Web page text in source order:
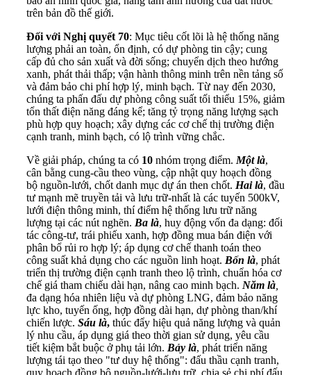
trên bản đồ thế giới.
Đối vớiNghị quyết 70: Mục tiêu cốt lõi là hệ thống năng
lượng phải an toàn, ổn định, có dự phòng tin cậy; cung
cấp đủ cho sản xuất và đời sống; chuyển dịch theo hướng
xanh, phát thải thấp; vận hành thông minh trên nền tảng số
và đảm bảo chi phí hợp lý, minh bạch. Từ nay đến 2030,
chúng ta phấn đấu dự phòng công suất tối thiểu 15%, giảm
tổn thất điện năng đáng kể; tăng tỷ trọng năng lượng sạch
phù hợp quy hoạch; xây dựng các cơ chế thị trường điện
cạnh tranh, minh bạch, có lộ trình vững chắc.
Về giải pháp, chúng ta có 10 nhóm trọng điểm.Một là,
cân bằng cung-cầu theo vùng, cập nhật quy hoạch đồng
bộ nguồn-lưới, chốt danh mục dự án then chốt. Hai là, đầu
tư mạnh mẽ truyền tải và lưu trữ-nhất là các tuyến 500kV,
lưới điện thông minh, thí điểm hệ thống lưu trữ năng
lượng tại các nút nghẽn. Ba là, huy động vốn đa dạng: đối
tác công-tư, trái phiếu xanh, hợp đồng mua bán điện với
phân bổ rủi ro hợp lý; áp dụng cơ chế thanh toán theo
công suất khả dụng cho các nguồn linh hoạt. Bốn là, phát
triển thị trường điện cạnh tranh theo lộ trình, chuẩn hóa cơ
chế giá tham chiếu dài hạn, nâng cao minh bạch. Năm là,
đa dạng hóa nhiên liệu và dự phòng LNG, đảm bảo năng
lực kho, tuyến ống, hợp đồng dài hạn, dự phòng than/khí
chiến lược. Sáu là, thúc đẩy hiệu quả năng lượng và quản
lý nhu cầu, áp dụng giá theo thời gian sử dụng, yêu cầu
tiết kiệm bắt buộc ở phụ tải lớn. Bảy là, phát triển năng
lượng tái tạo theo "tư duy hệ thống": đấu thầu cạnh tranh,